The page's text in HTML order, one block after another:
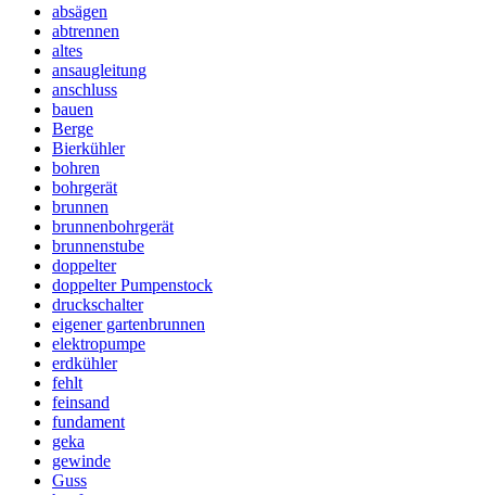
absägen
abtrennen
altes
ansaugleitung
anschluss
bauen
Berge
Bierkühler
bohren
bohrgerät
brunnen
brunnenbohrgerät
brunnenstube
doppelter
doppelter Pumpenstock
druckschalter
eigener gartenbrunnen
elektropumpe
erdkühler
fehlt
feinsand
fundament
geka
gewinde
Guss